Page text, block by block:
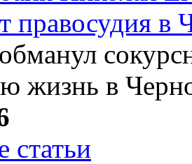
правосудия в
жизнь в
статьи